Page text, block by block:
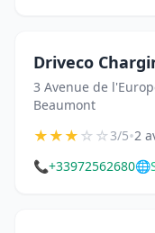
Driveco
3 Avenue de
Beaumont
★★★☆☆3/5•2
📞+33972562680🌐